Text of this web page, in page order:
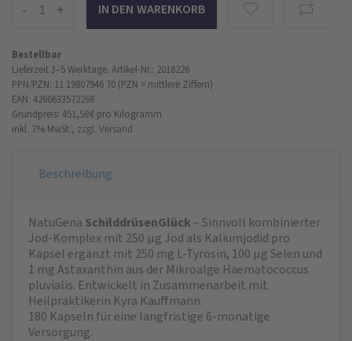
- +
Bestellbar
Lieferzeit 3–5 Werktage. Artikel-Nr.: 2018226
PPN/PZN: 11 19807946 70 (PZN = mittlere Ziffern)
EAN: 4260633572268
Grundpreis: 451,58 € pro Kilogramm
inkl. 7% MwSt., zzgl. Versand
Beschreibung
NatuGena SchilddrüsenGlück – Sinnvoll kombinierter
Jod-Komplex mit 250 μg Jod als Kaliumjodid pro
Kapsel ergänzt mit 250 mg L-Tyrosin, 100 μg Selen und
1 mg Astaxanthin aus der Mikroalge Haematococcus
pluvialis. Entwickelt in Zusammenarbeit mit
Heilpraktikerin Kyra Kauffmann.
180 Kapseln für eine langfristige 6-monatige
Versorgung.